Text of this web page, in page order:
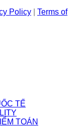
Policy
Terms of
TẾ
TOÁN